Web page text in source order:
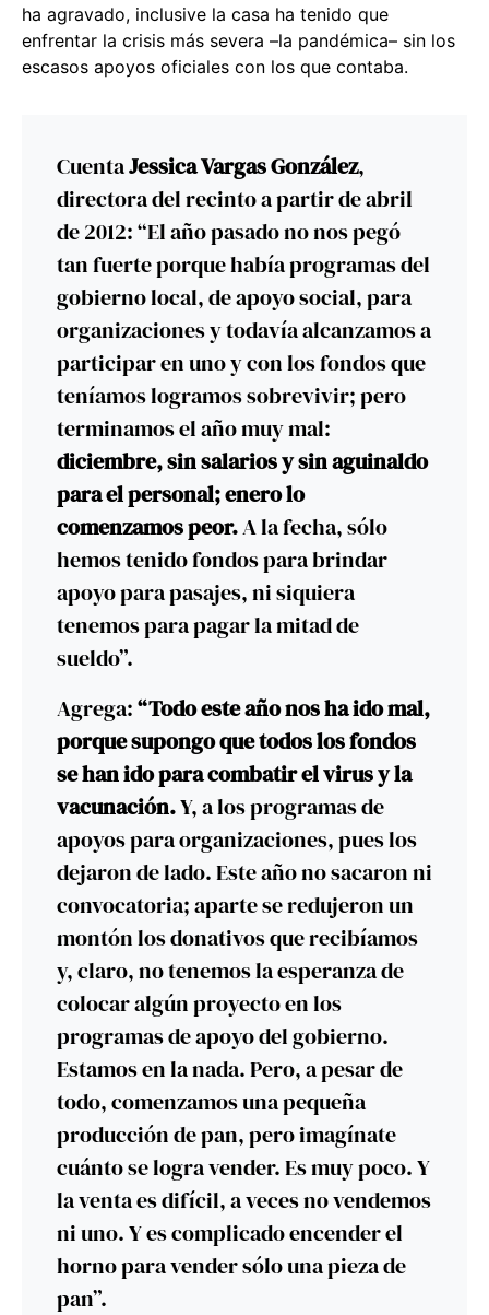
ha agravado, inclusive la casa ha tenido que
enfrentar la crisis más severa –la pandémica– sin los
escasos apoyos oficiales con los que contaba.
CuentaJessica Vargas González,
directora del recinto a partir de abril
de 2012: “El año pasado no nos pegó
tan fuerte porque había programas del
gobierno local, de apoyo social, para
organizaciones y todavía alcanzamos a
participar en uno y con los fondos que
teníamos logramos sobrevivir; pero
terminamos el año muy mal:
diciembre, sin salarios y sin aguinaldo
para el personal; enero lo
comenzamos peor.A la fecha, sólo
hemos tenido fondos para brindar
apoyo para pasajes, ni siquiera
tenemos para pagar la mitad de
sueldo”.
Agrega:“Todo este año nos ha ido mal,
porque supongo que todos los fondos
se han ido para combatir el virus y la
vacunación.Y, a los programas de
apoyos para organizaciones, pues los
dejaron de lado. Este año no sacaron ni
convocatoria; aparte se redujeron un
montón los donativos que recibíamos
y, claro, no tenemos la esperanza de
colocar algún proyecto en los
programas de apoyo del gobierno.
Estamos en la nada. Pero, a pesar de
todo, comenzamos una pequeña
producción de pan, pero imagínate
cuánto se logra vender. Es muy poco. Y
la venta es difícil, a veces no vendemos
ni uno. Y es complicado encender el
horno para vender sólo una pieza de
pan”.